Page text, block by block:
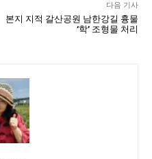
다음 기사
본지 지적 갈산공원 남한강길 흉물
‘학’ 조형물 처리